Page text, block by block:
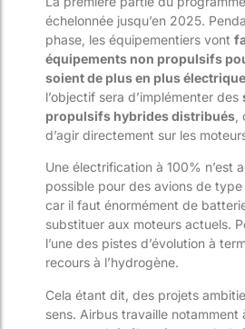
échelonnée jusqu’en 2025.
phase, les équipementiers vont
équipements non propulsifs
soient de plus en plus
l’objectif sera d’implémenter des
propulsifs hybrides distribués
d’agir directement sur les
Une électrification à 100% n’est
possible pour des avions de
car il faut énormément de
substituer aux moteurs actuels.
l’une des pistes d’évolution à
recours à l’hydrogène.
Cela étant dit, des projets
sens. Airbus travaille notamment